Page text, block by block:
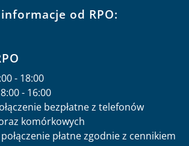
od RPO:
- 18:00
- 16:00
bezpłatne z telefonów
komórkowych
płatne zgodnie z cennikiem